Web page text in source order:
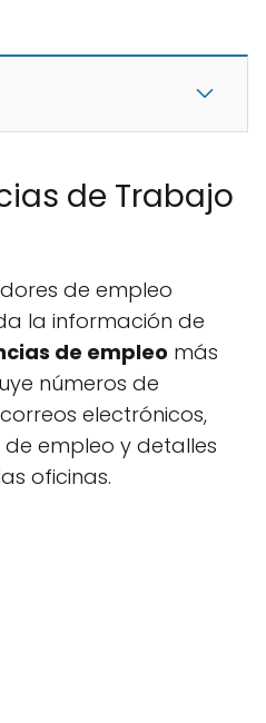
de Trabajo
de empleo
la información de
de empleo más
números de
electrónicos,
empleo y detalles
oficinas.